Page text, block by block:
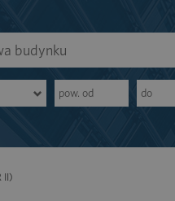
II)